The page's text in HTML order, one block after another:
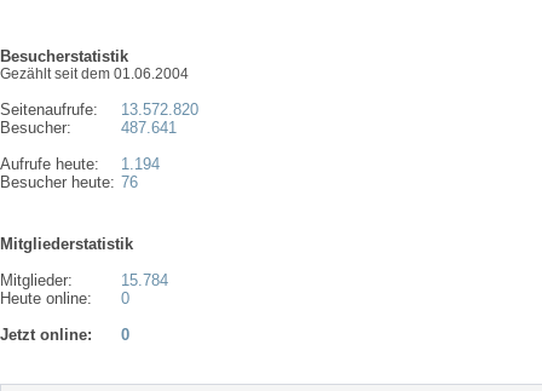
Besucherstatistik
Gezählt seit dem 01.06.2004
Seitenaufrufe:
Besucher:
Aufrufe heute:
Besucher heute:
13.572.820
487.641
1.194
76
Mitgliederstatistik
Mitglieder:
Heute online:
15.784
0
Jetzt online:
0